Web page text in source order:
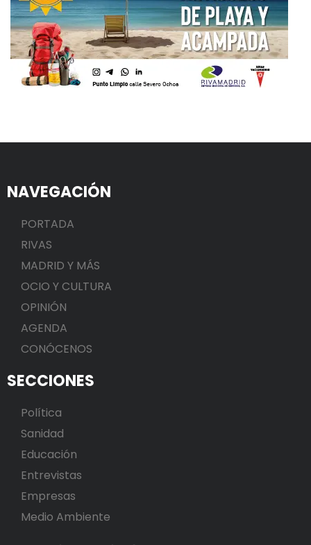
NAVEGACIÓN
PORTADA
RIVAS
MADRID Y MÁS
OCIO Y CULTURA
OPINIÓN
AGENDA
CONÓCENOS
SECCIONES
Política
Sanidad
Educación
Entrevistas
Empresas
Medio Ambiente